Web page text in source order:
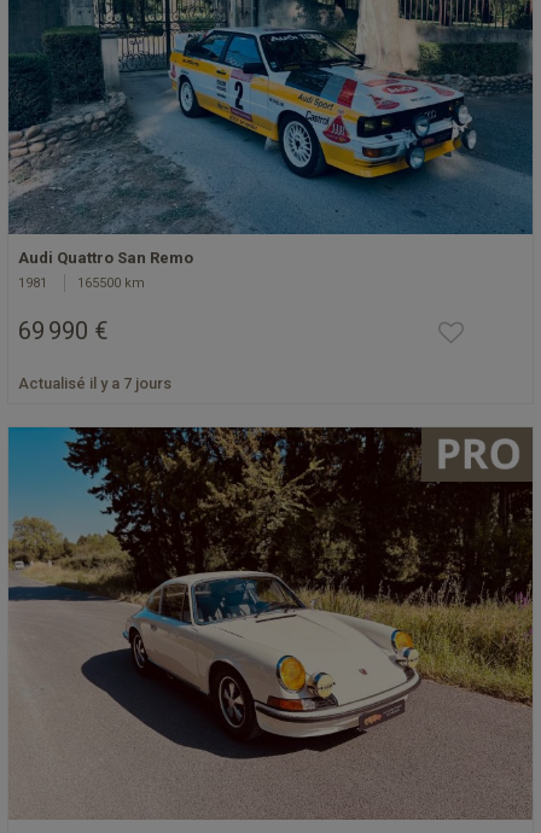
Audi Quattro San Remo
1981 165500 km
69 990 €
Actualisé il y a 7 jours